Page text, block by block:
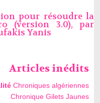
pour résoudre la
(version 3.0), par
Yanis
Articles inédits
Chroniques algériennes
Chronique Gilets Jaunes